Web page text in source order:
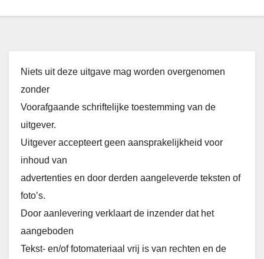
Niets uit deze uitgave mag worden overgenomen
zonder
Voorafgaande schriftelijke toestemming van de
uitgever.
Uitgever accepteert geen aansprakelijkheid voor
inhoud van
advertenties en door derden aangeleverde teksten of
foto’s.
Door aanlevering verklaart de inzender dat het
aangeboden
Tekst- en/of fotomateriaal vrij is van rechten en de